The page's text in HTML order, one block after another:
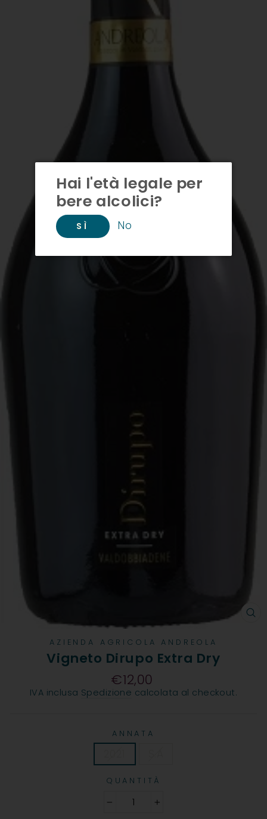
AZIENDA AGRICOLA ANDREOLA
Vigneto Dirupo Extra Dry
Prezzo
€12,00
IVA inclusa Spedizione calcolata al checkout.
ANNATA
QUANTITÀ
Hai l'età legale per
bere alcolici?
SÌ No